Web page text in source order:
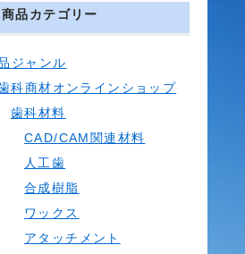
商品カテゴリー
ジャンル
科商材オンラインショップ
歯科材料
CAD/CAM関連材料
人工歯
合成樹脂
ワックス
アタッチメント